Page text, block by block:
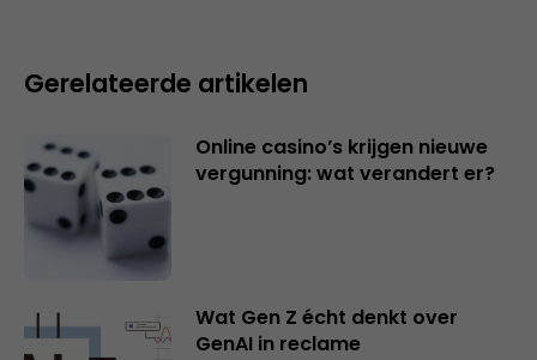
Gerelateerde artikelen
Online casino’s krijgen nieuwe
vergunning: wat verandert er?
Wat Gen Z écht denkt over
GenAI in reclame